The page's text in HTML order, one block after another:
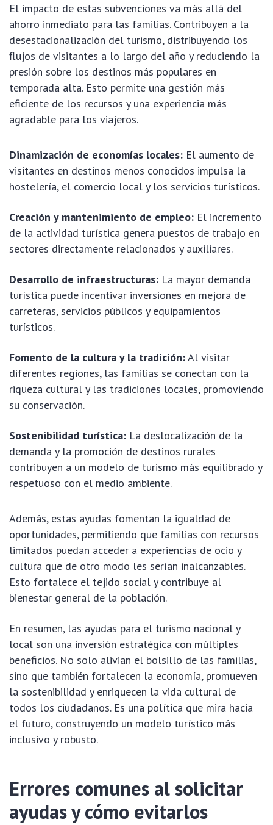
El impacto de estas subvenciones va más allá del
ahorro inmediato para las familias. Contribuyen a la
desestacionalización del turismo, distribuyendo los
flujos de visitantes a lo largo del año y reduciendo la
presión sobre los destinos más populares en
temporada alta. Esto permite una gestión más
eficiente de los recursos y una experiencia más
agradable para los viajeros.
Dinamización de economías locales: El aumento de
visitantes en destinos menos conocidos impulsa la
hostelería, el comercio local y los servicios turísticos.
Creación y mantenimiento de empleo: El incremento
de la actividad turística genera puestos de trabajo en
sectores directamente relacionados y auxiliares.
Desarrollo de infraestructuras: La mayor demanda
turística puede incentivar inversiones en mejora de
carreteras, servicios públicos y equipamientos
turísticos.
Fomento de la cultura y la tradición:Al visitar
diferentes regiones, las familias se conectan con la
riqueza cultural y las tradiciones locales, promoviendo
su conservación.
Sostenibilidad turística: La deslocalización de la
demanda y la promoción de destinos rurales
contribuyen a un modelo de turismo más equilibrado y
respetuoso con el medio ambiente.
Además, estas ayudas fomentan la igualdad de
oportunidades, permitiendo que familias con recursos
limitados puedan acceder a experiencias de ocio y
cultura que de otro modo les serían inalcanzables.
Esto fortalece el tejido social y contribuye al
bienestar general de la población.
En resumen, las ayudas para el turismo nacional y
local son una inversión estratégica con múltiples
beneficios. No solo alivian el bolsillo de las familias,
sino que también fortalecen la economía, promueven
la sostenibilidad y enriquecen la vida cultural de
todos los ciudadanos. Es una política que mira hacia
el futuro, construyendo un modelo turístico más
inclusivo y robusto.
Errores comunes al solicitar
ayudas y cómo evitarlos